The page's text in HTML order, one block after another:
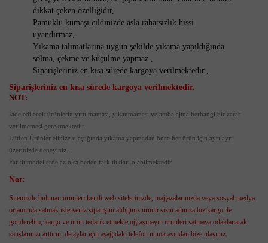
dikkat çeken özelliğidir,
Pamuklu kumaşı cildinizde asla rahatsızlık hissi
uyandırmaz,
Yıkama talimatlarına uygun şekilde yıkama yapıldığında
solma, çekme ve küçülme yapmaz ,
Siparişleriniz en kısa sürede kargoya verilmektedir.,
Siparişleriniz en kısa sürede kargoya verilmektedir.
NOT:
İade edilecek ürünlerin yırtılmaması, yıkanmaması ve ambalajına herhangi bir zarar
verilmemesi gerekmektedir.
Lütfen Ürünler elinize ulaştığında yıkama yapmadan önce her ürün için ayrı ayrı
üzerinizde deneyiniz.
Farklı modellerde az olsa beden farklılıkları olabilmektedir.
Not:
Sitemizde bulunan ürünleri kendi web sitelerinizde, mağazalarınızda veya sosyal medya
ortamında satmak isterseniz siparişini aldığınız ürünü sizin adınıza biz kargo ile
gönderelim, kargo ve ürün tedarik etmekle uğraşmayın ürünleri satmaya odaklanarak
satışlarınızı arttırın, detaylar için aşağıdaki telefon numarasından bize ulaşınız.